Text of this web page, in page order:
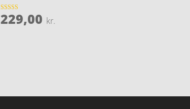
Vurderet
4.7
229,00 kr.